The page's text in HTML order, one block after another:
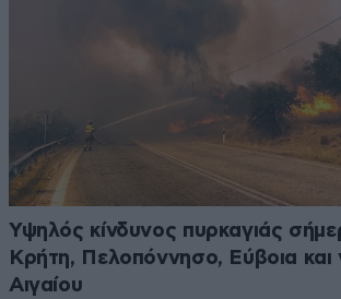
Υψηλός κίνδυνος πυρκαγιάς
Κρήτη, Πελοπόννησο, Εύβοια και
Αιγαίου